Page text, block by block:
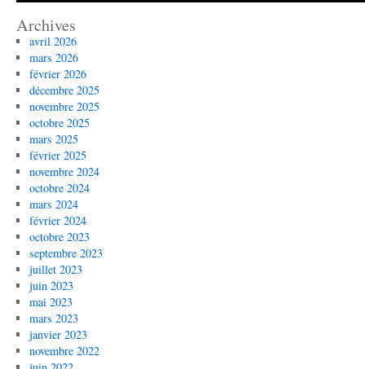
Archives
avril 2026
mars 2026
février 2026
décembre 2025
novembre 2025
octobre 2025
mars 2025
février 2025
novembre 2024
octobre 2024
mars 2024
février 2024
octobre 2023
septembre 2023
juillet 2023
juin 2023
mai 2023
mars 2023
janvier 2023
novembre 2022